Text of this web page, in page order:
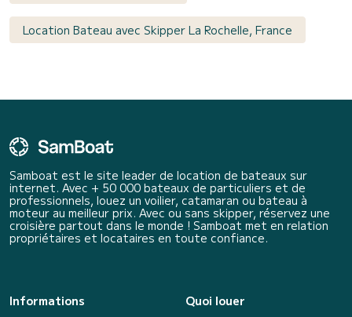
Location Bateau avec Skipper La Rochelle, France
Samboat est le site leader de location de bateaux sur
internet. Avec + 50 000 bateaux de particuliers et de
professionnels, louez un voilier, catamaran ou bateau à
moteur au meilleur prix. Avec ou sans skipper, réservez une
croisière partout dans le monde ! Samboat met en relation
propriétaires et locataires en toute confiance.
Informations
Quoi louer